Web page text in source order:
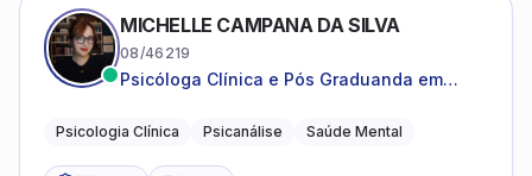
MICHELLE CAMPANA DA SILVA
08/46219
Psicóloga Clínica e Pós Graduanda em
Psicologia Clínica Psicanálise Saúde Mental